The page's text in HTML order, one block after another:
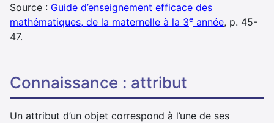
Source : Guide d’enseignement efficace des
mathématiques, de la maternelle à la 3e année, p. 45-
47.
connaissance : attribut
Un attribut d’un objet correspond à l’une de ses